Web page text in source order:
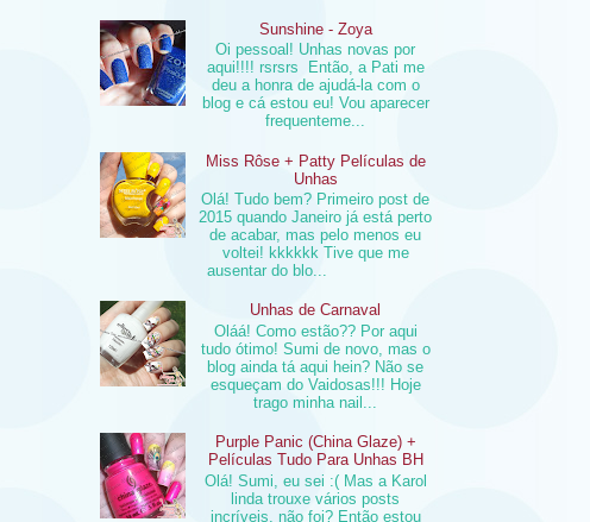
Sunshine - Zoya
Oi pessoal! Unhas novas por
aqui!!!! rsrsrs Então, a Pati me
deu a honra de ajudá-la com o
blog e cá estou eu! Vou aparecer
frequenteme...
Miss Rôse + Patty Películas de
Unhas
Olá! Tudo bem? Primeiro post de
2015 quando Janeiro já está perto
de acabar, mas pelo menos eu
voltei! kkkkkk Tive que me
ausentar do blo...
Unhas de Carnaval
Oláá! Como estão?? Por aqui
tudo ótimo! Sumi de novo, mas o
blog ainda tá aqui hein? Não se
esqueçam do Vaidosas!!! Hoje
trago minha nail...
Purple Panic (China Glaze) +
Películas Tudo Para Unhas BH
Olá! Sumi, eu sei :( Mas a Karol
linda trouxe vários posts
incríveis, não foi? Então estou